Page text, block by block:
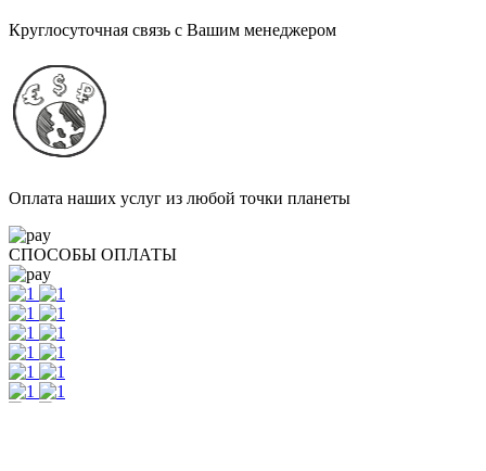
Круглосуточная связь с Вашим менеджером
Оплата наших услуг из любой точки планеты
СПОСОБЫ ОПЛАТЫ